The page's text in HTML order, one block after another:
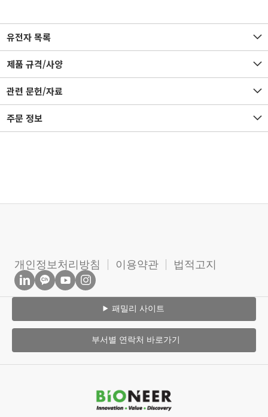
유전자 목록
제품 규격/사양
관련 문헌/자료
주문 정보
개인정보처리방침 이용약관 법적고지
패밀리 사이트
부서별 연락처 바로가기